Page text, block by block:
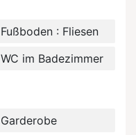
Fußboden : Fliesen
WC im Badezimmer
Garderobe